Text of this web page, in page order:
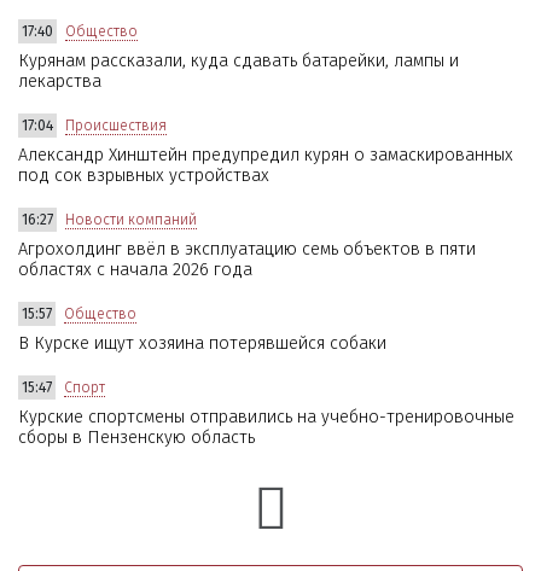
17:40 Общество
Курянам рассказали, куда сдавать батарейки, лампы и
лекарства
17:04 Происшествия
Александр Хинштейн предупредил курян о замаскированных
под сок взрывных устройствах
16:27 Новости компаний
Агрохолдинг ввёл в эксплуатацию семь объектов в пяти
областях с начала 2026 года
15:57 Общество
В Курске ищут хозяина потерявшейся собаки
15:47 Спорт
Курские спортсмены отправились на учебно-тренировочные
сборы в Пензенскую область